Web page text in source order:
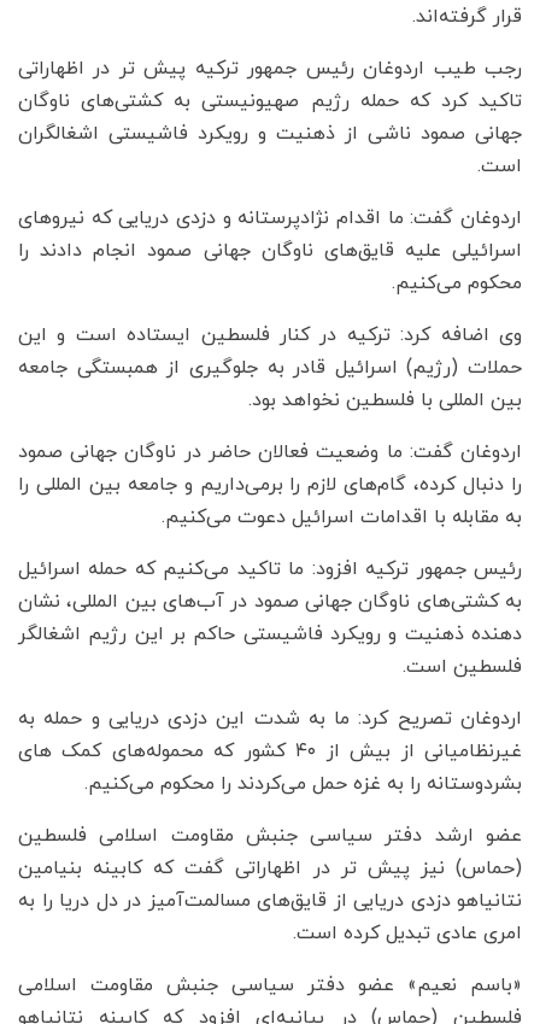
قرار گرفته‌اند.
رجب طیب اردوغان رئیس جمهور ترکیه پیش تر در اظهاراتی
تاکید کرد که حمله رژیم صهیونیستی به کشتی‌های ناوگان
جهانی صمود ناشی از ذهنیت و رویکرد فاشیستی اشغالگران
است.
اردوغان گفت: ما اقدام نژادپرستانه و دزدی دریایی که نیروهای
اسرائیلی علیه قایق‌های ناوگان جهانی صمود انجام دادند را
محکوم می‌کنیم.
وی اضافه کرد: ترکیه در کنار فلسطین ایستاده است و این
حملات (رژیم) اسرائیل قادر به جلوگیری از همبستگی جامعه
بین المللی با فلسطین نخواهد بود.
اردوغان گفت: ما وضعیت فعالان حاضر در ناوگان جهانی صمود
را دنبال کرده، گام‌های لازم را برمی‌داریم و جامعه بین المللی را
به مقابله با اقدامات اسرائیل دعوت می‌کنیم.
رئیس جمهور ترکیه افزود: ما تاکید می‌کنیم که حمله اسرائیل
به کشتی‌های ناوگان جهانی صمود در آب‌های بین المللی، نشان
دهنده ذهنیت و رویکرد فاشیستی حاکم بر این رژیم اشغالگر
فلسطین است.
اردوغان تصریح کرد: ما به شدت این دزدی دریایی و حمله به
غیرنظامیانی از بیش از ۴۰ کشور که محموله‌های کمک های
بشردوستانه را به غزه حمل می‌کردند را محکوم می‌کنیم.
عضو ارشد دفتر سیاسی جنبش مقاومت اسلامی فلسطین
(حماس) نیز پیش تر در اظهاراتی گفت که کابینه بنیامین
نتانیاهو دزدی دریایی از قایق‌های مسالمت‌آمیز در دل دریا را به
امری عادی تبدیل کرده است.
«باسم نعیم» عضو دفتر سیاسی جنبش مقاومت اسلامی
فلسطین (حماس) در بیانیه‌ای افزود که کابینه نتانیاهو